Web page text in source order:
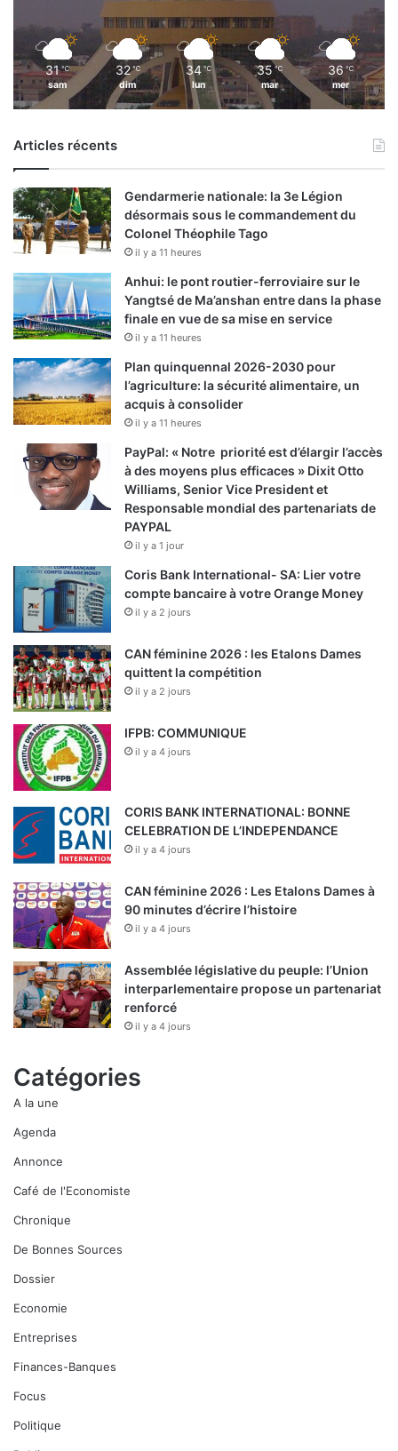
31 ℃
sam
32 ℃
dim
34 ℃
lun
35 ℃
mar
36 ℃
mer
Articles récents
Gendarmerie nationale: la 3e Légion
désormais sous le commandement du
Colonel Théophile Tago
il y a 11 heures
Anhui: le pont routier-ferroviaire sur le
Yangtsé de Ma’anshan entre dans la phase
finale en vue de sa mise en service
il y a 11 heures
Plan quinquennal 2026-2030 pour
l’agriculture: la sécurité alimentaire, un
acquis à consolider
il y a 11 heures
PayPal: « Notre priorité est d’élargir l’accès
à des moyens plus efficaces » Dixit Otto
Williams, Senior Vice President et
Responsable mondial des partenariats de
PAYPAL
il y a 1 jour
Coris Bank International- SA: Lier votre
compte bancaire à votre Orange Money
il y a 2 jours
CAN féminine 2026 : les Etalons Dames
quittent la compétition
il y a 2 jours
IFPB: COMMUNIQUE
il y a 4 jours
CORIS BANK INTERNATIONAL: BONNE
CELEBRATION DE L’INDEPENDANCE
il y a 4 jours
CAN féminine 2026 : Les Etalons Dames à
90 minutes d’écrire l’histoire
il y a 4 jours
Assemblée législative du peuple: l’Union
interparlementaire propose un partenariat
renforcé
il y a 4 jours
Catégories
A la une
Agenda
Annonce
Café de l'Economiste
Chronique
De Bonnes Sources
Dossier
Economie
Entreprises
Finances-Banques
Focus
Politique